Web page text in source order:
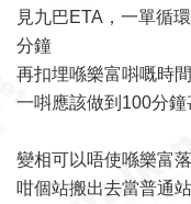
見九巴ETA，一單循
分鐘
再扣埋喺樂富唞嘅時間
一唞應該做到100分鐘
變相可以唔使喺樂富
咁個站搬出去當普通